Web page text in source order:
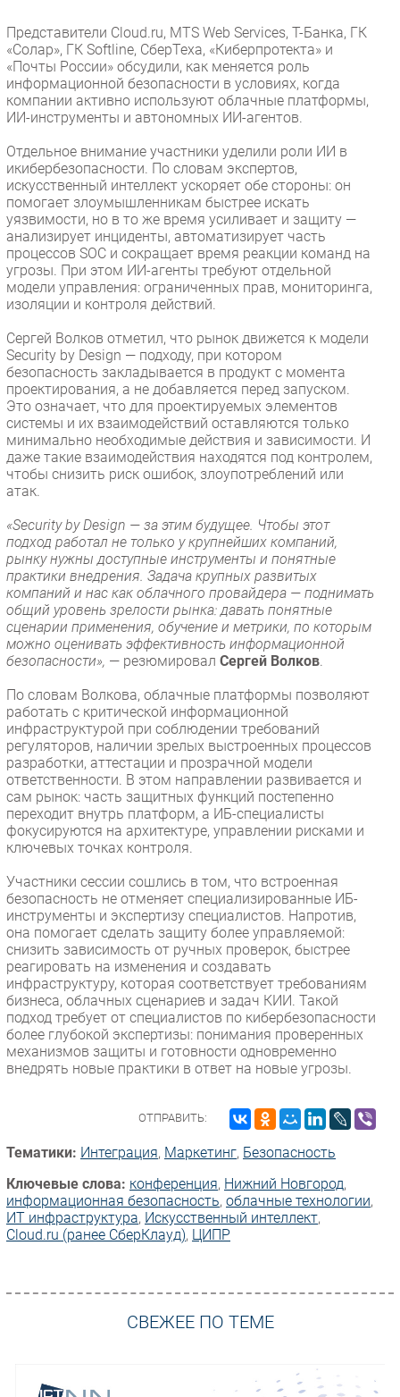
Интервью
Мероприятия
Проекты
IT класс
Тестовый стенд
Каталог компаний
Представители Cloud.ru, MTS Web Services, Т-Банка, ГК
«Солар», ГК Softline, СберТеха, «Киберпротекта» и
«Почты России» обсудили, как меняется роль
информационной безопасности в условиях, когда
компании активно используют облачные платформы,
ИИ-инструменты и автономных ИИ-агентов.
Отдельное внимание участники уделили роли ИИ в
икибербезопасности. По словам экспертов,
искусственный интеллект ускоряет обе стороны: он
помогает злоумышленникам быстрее искать
уязвимости, но в то же время усиливает и защиту —
анализирует инциденты, автоматизирует часть
процессов SOC и сокращает время реакции команд на
угрозы. При этом ИИ-агенты требуют отдельной
модели управления: ограниченных прав, мониторинга,
изоляции и контроля действий.
Сергей Волков отметил, что рынок движется к модели
Security by Design — подходу, при котором
безопасность закладывается в продукт с момента
проектирования, а не добавляется перед запуском.
Это означает, что для проектируемых элементов
системы и их взаимодействий оставляются только
минимально необходимые действия и зависимости. И
даже такие взаимодействия находятся под контролем,
чтобы снизить риск ошибок, злоупотреблений или
атак.
«Security by Design — за этим будущее. Чтобы этот
подход работал не только у крупнейших компаний,
рынку нужны доступные инструменты и понятные
практики внедрения. Задача крупных развитых
компаний и нас как облачного провайдера — поднимать
общий уровень зрелости рынка: давать понятные
сценарии применения, обучение и метрики, по которым
можно оценивать эффективность информационной
безопасности», — резюмировал Сергей Волков
По словам Волкова, облачные платформы позволяют
работать с критической информационной
инфраструктурой при соблюдении требований
регуляторов, наличии зрелых выстроенных процессов
разработки, аттестации и прозрачной модели
ответственности. В этом направлении развивается и
сам рынок: часть защитных функций постепенно
переходит внутрь платформ, а ИБ-специалисты
фокусируются на архитектуре, управлении рисками и
ключевых точках контроля.
Участники сессии сошлись в том, что встроенная
безопасность не отменяет специализированные ИБ-
инструменты и экспертизу специалистов. Напротив,
она помогает сделать защиту более управляемой:
снизить зависимость от ручных проверок, быстрее
реагировать на изменения и создавать
инфраструктуру, которая соответствует требованиям
бизнеса, облачных сценариев и задач КИИ. Такой
подход требует от специалистов по кибербезопасности
более глубокой экспертизы: понимания проверенных
механизмов защиты и готовности одновременно
внедрять новые практики в ответ на новые угрозы.
ОТПРАВИТЬ:
Тематики: Интеграция, Маркетинг, Безопасность
Ключевые слова: конференция, Нижний Новгород,
информационная безопасность, облачные технологии,
ИТ инфраструктура, Искусственный интеллект,
Cloud.ru (ранее СберКлауд), ЦИПР
СВЕЖЕЕ ПО ТЕМЕ